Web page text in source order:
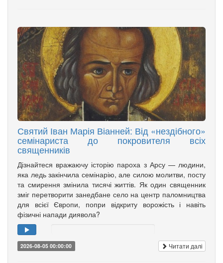
Святий Іван Марія Віанней: Від «нездібного»
семінариста до покровителя всіх
священників
Дізнайтеся вражаючу історію пароха з Арсу — людини,
яка ледь закінчила семінарію, але силою молитви, посту
та смирення змінила тисячі життів. Як один священник
зміг перетворити занедбане село на центр паломництва
для всієї Європи, попри відкриту ворожість і навіть
фізичні напади диявола?
2026-08-05 00:00:00 Читати далі